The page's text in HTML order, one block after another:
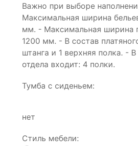
Важно при выборе
Максимальная ширина
мм. - Максимальная ширина
1200 мм. - В состав
штанга и 1 верхняя полка. -
отдела входит: 4 полки.
Тумба с сиденьем:
нет
Стиль мебели: